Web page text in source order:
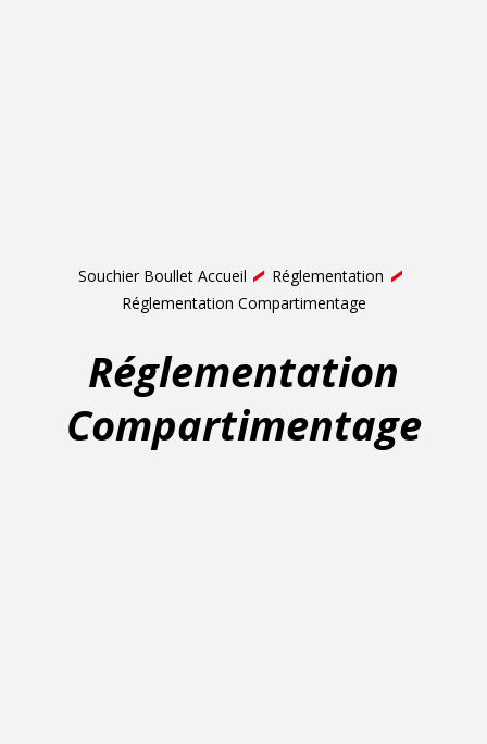
Souchier Boullet Accueil
Réglementation
Réglementation Compartimentage
Réglementation
Compartimentage